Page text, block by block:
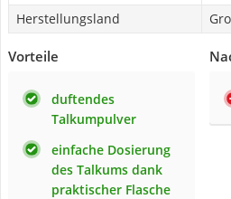
Herstellungsland
Vorteile
duftendes
Talkumpulver
einfache Dosierung
des Talkums dank
praktischer Flasche